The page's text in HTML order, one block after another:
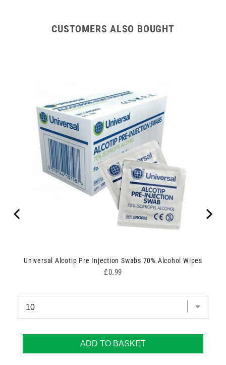
CUSTOMERS ALSO BOUGHT
Universal Alcotip Pre Injection Swabs 70% Alcohol Wipes
Price
£0.99
ADD TO BASKET